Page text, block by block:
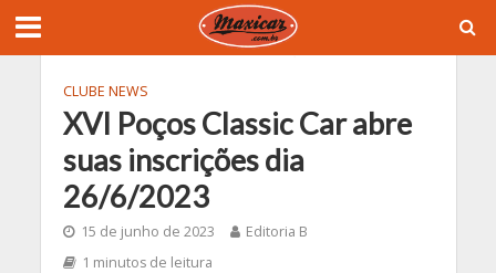
CLUBE NEWS
XVI Poços Classic Car abre
suas inscrições dia
26/6/2023
15 de junho de 2023
Editoria B
1 minutos de leitura